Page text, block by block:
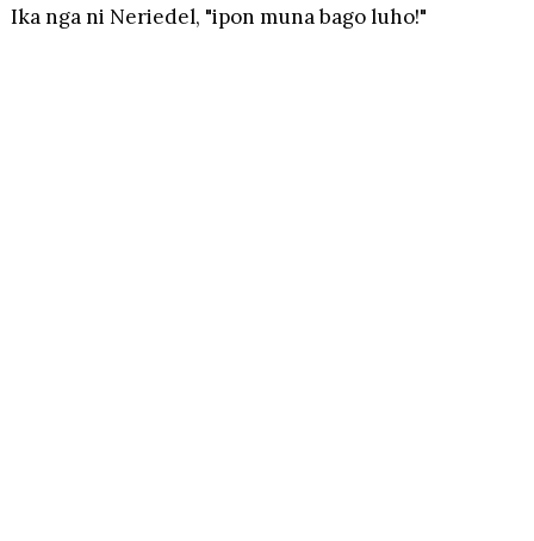
Ika nga ni Neriedel, "ipon muna bago luho!"